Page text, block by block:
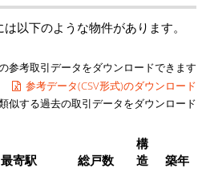
以下のような物件があります。
参考取引データをダウンロードできます
参考データ(CSV形式)のダウンロード
似する過去の取引データをダウンロード
最寄駅 総戸数
構
造
築年